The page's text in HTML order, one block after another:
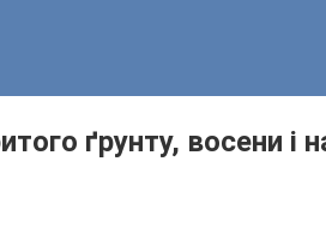
ґрунту, восени